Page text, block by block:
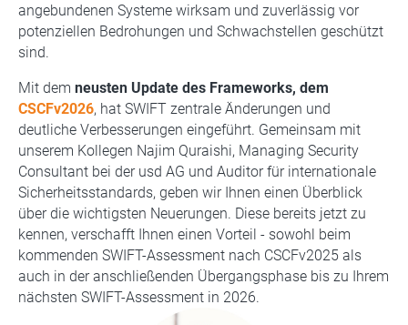
angebundenen Systeme wirksam und zuverlässig vor
potenziellen Bedrohungen und Schwachstellen geschützt
sind.
Mit dem neusten Update des Frameworks, dem
CSCFv2026, hat SWIFT zentrale Änderungen und
deutliche Verbesserungen eingeführt. Gemeinsam mit
unserem Kollegen Najim Quraishi, Managing Security
Consultant bei der usd AG und Auditor für internationale
Sicherheitsstandards, geben wir Ihnen einen Überblick
über die wichtigsten Neuerungen. Diese bereits jetzt zu
kennen, verschafft Ihnen einen Vorteil - sowohl beim
kommenden SWIFT-Assessment nach CSCFv2025 als
auch in der anschließenden Übergangsphase bis zu Ihrem
nächsten SWIFT-Assessment in 2026.